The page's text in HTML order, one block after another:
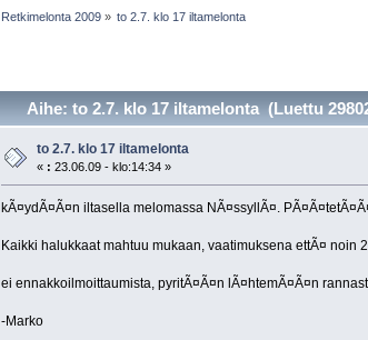
Retkimelonta 2009 » to 2.7. klo 17 iltamelonta
Aihe: to 2.7. klo 17 iltamelonta (Luettu
to 2.7. klo 17 iltamelonta
« : 23.06.09 - klo:14:34 »
kÃ¤ydÃ¤Ã¤n iltasella melomassa NÃ¤ssyllÃ¤.
Kaikki halukkaat mahtuu mukaan, vaatimuksena ettÃ¤ noin
ei ennakkoilmoittaumista, pyritÃ¤Ã¤n lÃ¤htemÃ¤Ã¤n
-Marko